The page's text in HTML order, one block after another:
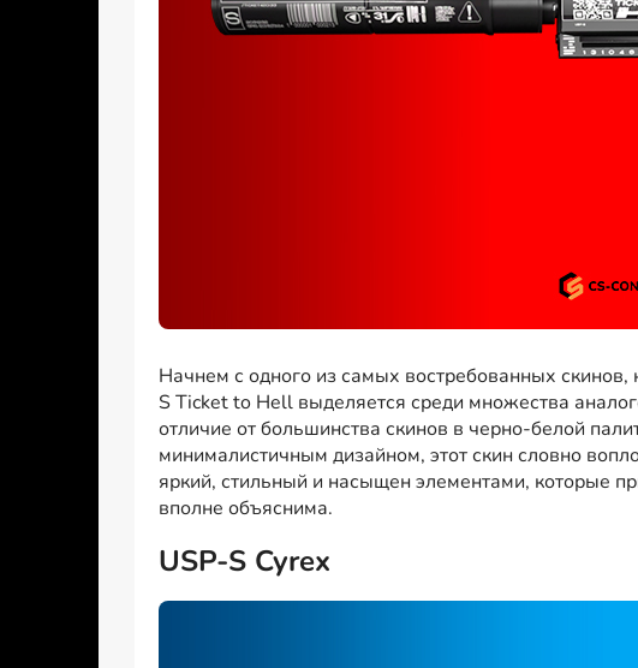
Начнем с одного из самых востребованных
S Ticket to Hell выделяется среди множества
отличие от большинства скинов в черно-белой
минималистичным дизайном, этот скин словно
яркий, стильный и насыщен элементами, которые
вполне объяснима.
USP-S Cyrex